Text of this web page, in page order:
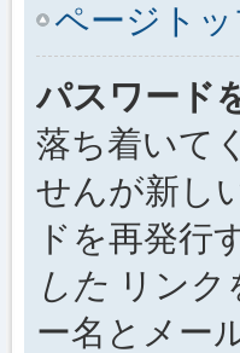
ページト
パスワード
落ち着いて
せんが新し
ドを再発行
した リン
ー名とメー